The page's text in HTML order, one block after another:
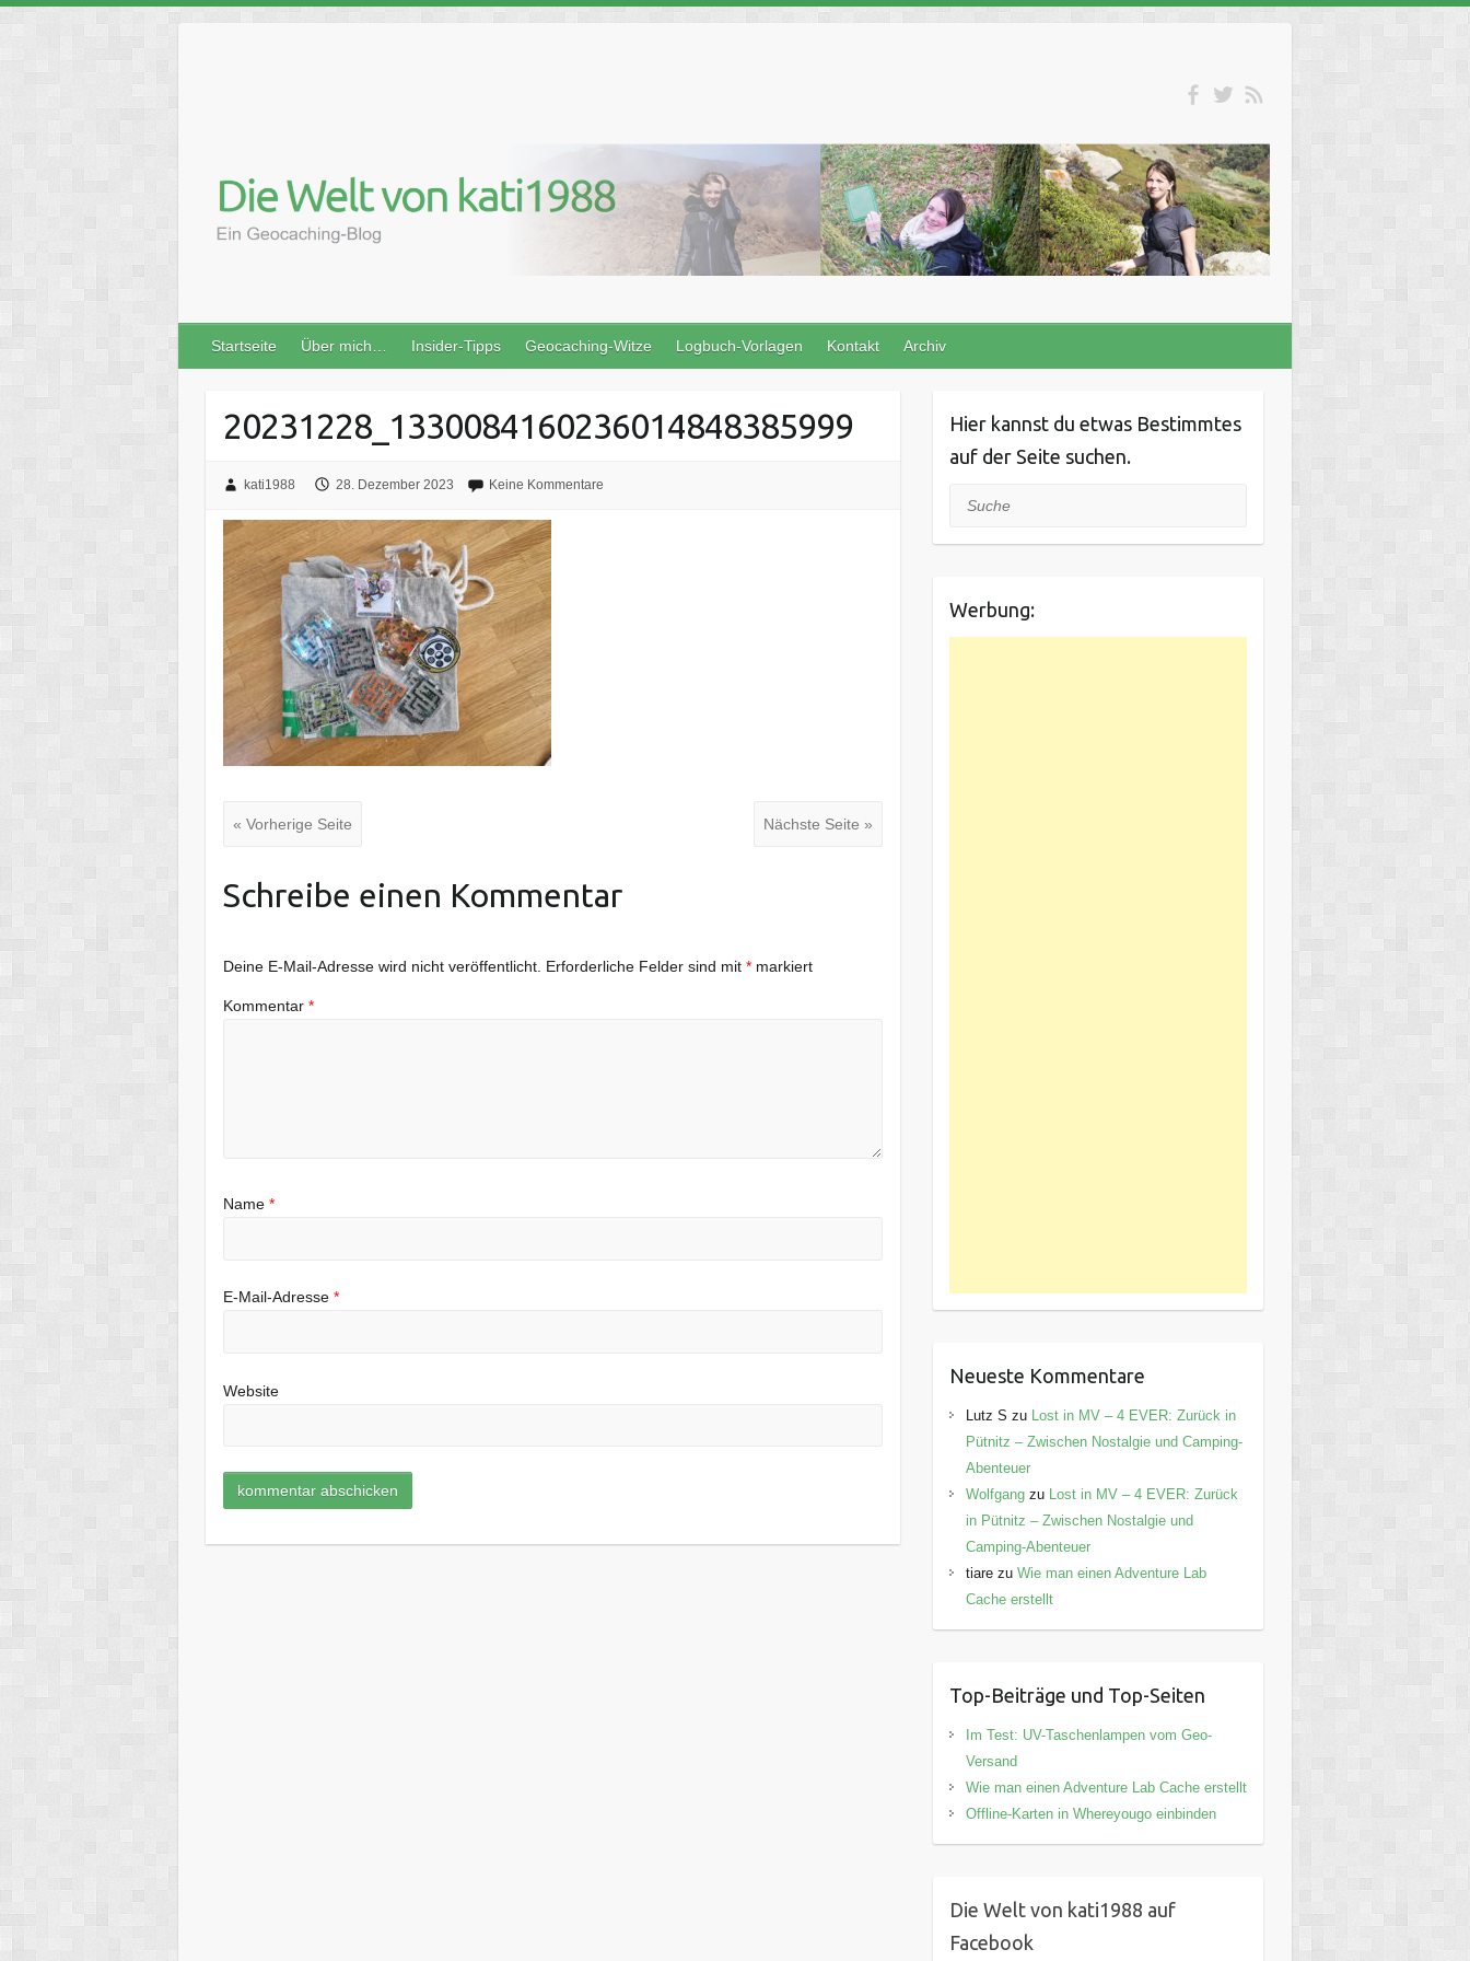
content
Startseite Über mich… Insider-Tipps Geocaching-Witze Logbuch-Vorlagen Kontakt Archiv
20231228_1330084160236014848385999
kati1988 28. Dezember 2023 Keine Kommentare
« Vorherige Seite Nächste Seite »
Schreibe einen Kommentar
Deine E-Mail-Adresse wird nicht veröffentlicht. Erforderliche Felder sind mit* markiert
Kommentar*
Name*
E-Mail-Adresse*
Website
Hier kannst du etwas Bestimmtes
auf der Seite suchen.
Suche
Werbung:
Neueste Kommentare
Lutz S zu
Lost in MV – 4 EVER: Zurück in
Pütnitz – Zwischen Nostalgie und Camping-
Abenteuer
Wolfgangzu
Lost in MV – 4 EVER: Zurück
in Pütnitz – Zwischen Nostalgie und
Camping-Abenteuer
tiarezu Wie man einen Adventure Lab
Cache erstellt
Top-Beiträge und Top-Seiten
Im Test: UV-Taschenlampen vom Geo-
Versand
Wie man einen Adventure Lab Cache erstellt
Offline-Karten in Whereyougo einbinden
Die Welt von kati1988 auf
Facebook